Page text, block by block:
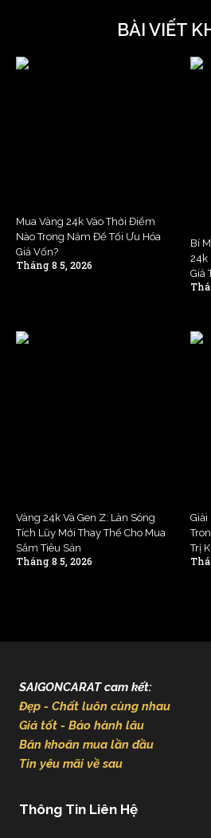
BÀI VIẾT
Mua Vàng 24k Vào Thời Điểm
Nào Trong Năm Để Tối Ưu Hóa
Giá Vốn?
Tháng 8 5, 2026
Bí
24k
Giá
Vàng 24k Và Gen Z: Làn Sóng
Tích Lũy Mới Thay Thế Cho Mua
Sắm Tiêu Sản
Tháng 8 5, 2026
Giải
Trị
SAIGONCARAT cam kết:
Đẹp - Chất luôn cùng nhau
Giá tốt - Bảo hành lâu
Băn khoăn mua lần đầu
Tin yêu mãi về sau
Thông Tin Liên Hệ